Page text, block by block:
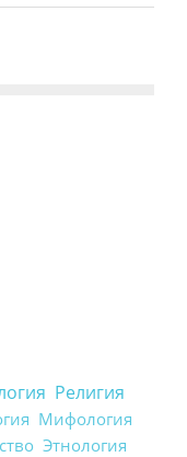
Религия
Мифология
Этнология